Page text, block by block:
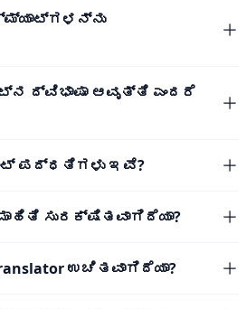
ದ್ವಿಭಾಷಾ ಆವೃತ್ತಿ ಎಂದರೆ
ಪದ್ಧತಿಗಳು ಇವೆ?
ಸುರಕ್ಷಿತವಾಗಿದೆಯಾ?
ಉಚಿತವಾಗಿದೆಯಾ?